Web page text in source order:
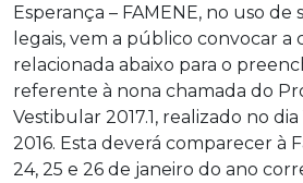
Esperança – FAMENE, no uso de
legais, vem a público convocar a
relacionada abaixo para o
referente à nona chamada do
Vestibular 2017.1, realizado no
2016. Esta deverá comparecer à
24, 25 e 26 de janeiro do ano